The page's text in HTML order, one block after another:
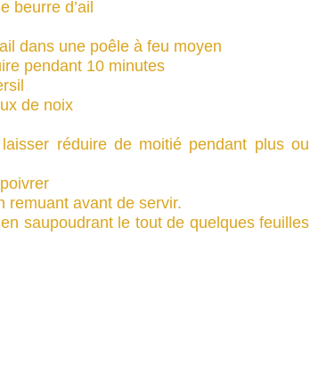
beurre d’ail
dans une poêle à feu moyen
pendant 10 minutes
de noix
réduire de moitié pendant plus ou
remuant avant de servir.
saupoudrant le tout de quelques feuilles